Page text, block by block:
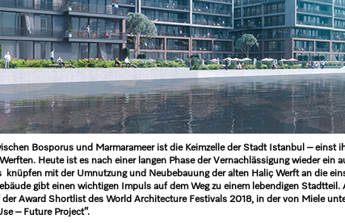
Bosporus und Marmarameer ist die Keimzelle der Stadt Istanbul – einst
Heute ist es nach einer langen Phase der Vernachlässigung wieder ein
knüpfen mit der Umnutzung und Neubebauung der alten Haliç Werft an die
gibt einen wichtigen Impuls auf dem Weg zu einem lebendigen Stadtteil.
der Award Shortlist des World Architecture Festivals 2018, in der von Miele
– Future Project“.